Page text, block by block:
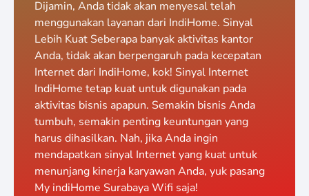
Dijamin, Anda tidak akan menyesal telah
menggunakan layanan dari IndiHome. Sinyal
Lebih Kuat Seberapa banyak aktivitas kantor
Anda, tidak akan berpengaruh pada kecepatan
Internet dari IndiHome, kok! Sinyal Internet
IndiHome tetap kuat untuk digunakan pada
aktivitas bisnis apapun. Semakin bisnis Anda
tumbuh, semakin penting keuntungan yang
harus dihasilkan. Nah, jika Anda ingin
mendapatkan sinyal Internet yang kuat untuk
menunjang kinerja karyawan Anda, yuk pasang
My indiHome Surabaya Wifi saja!